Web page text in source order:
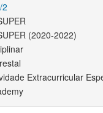
2
(2020-2022)
Extracurricular